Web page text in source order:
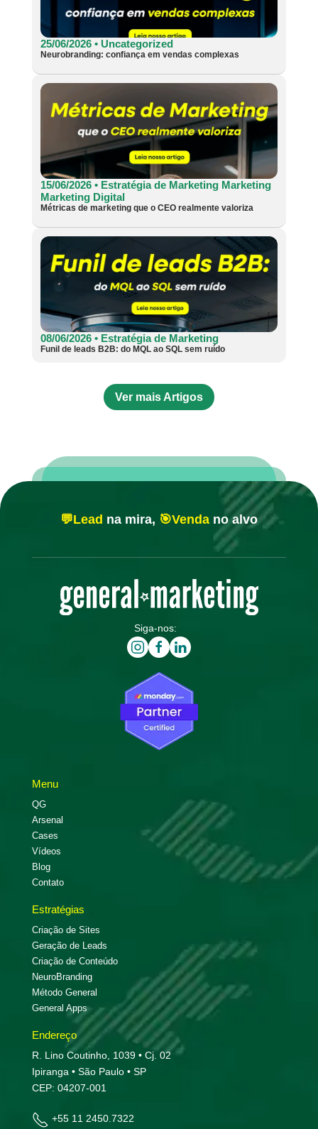
25/06/2026 • Uncategorized
Neurobranding: confiança em vendas complexas
15/06/2026 • Estratégia de Marketing Marketing
Marketing Digital
Métricas de marketing que o CEO realmente valoriza
08/06/2026 • Estratégia de Marketing
Funil de leads B2B: do MQL ao SQL sem ruído
Ver mais Artigos
💬Lead na mira, 🎯Vendano alvo
Siga-nos:
Menu
QG
Arsenal
Cases
Vídeos
Blog
Contato
Estratégias
Criação de Sites
Geração de Leads
Criação de Conteúdo
NeuroBranding
Método General
General Apps
Endereço
R. Lino Coutinho, 1039 • Cj. 02
Ipiranga • São Paulo • SP
CEP: 04207-001
+55 11 2450.7322